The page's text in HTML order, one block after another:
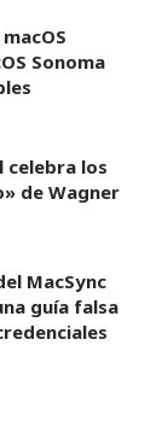
Sonoma
celebra los
de Wagner
MacSync
guía falsa